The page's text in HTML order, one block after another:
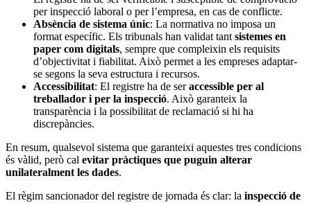
per inspecció laboral o per l’empresa, en cas de conflicte.
Absència de sistema únic: La normativa no imposa un
format específic. Els tribunals han validat tant sistemes en
paper com digitals, sempre que compleixin els requisits
d’objectivitat i fiabilitat. Això permet a les empreses adaptar-
se segons la seva estructura i recursos.
Accessibilitat: El registre ha de seraccessible per al
treballador i per la inspecció. Això garanteix la
transparència i la possibilitat de reclamació si hi ha
discrepàncies.
En resum, qualsevol sistema que garanteixi aquestes tres condicions
és vàlid, però cal evitar pràctiques que puguin alterar
unilateralment les dades.
El règim sancionador del registre de jornada és clar: la inspecció de